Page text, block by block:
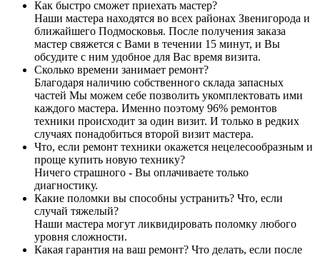
Как быстро сможет приехать мастер?
Наши мастера находятся во всех районах Звенигорода и
ближайшего Подмосковья. После получения заказа
мастер свяжется с Вами в течении 15 минут, и Вы
обсудите с ним удобное для Вас время визита.
Сколько времени занимает ремонт?
Благодаря наличию собственного склада запасных
частей Мы можем себе позволить укомплектовать ими
каждого мастера. Именно поэтому 96% ремонтов
техники происходит за один визит. И только в редких
случаях понадобиться второй визит мастера.
Что, если ремонт техники окажется нецелесообразным и
проще купить новую технику?
Ничего страшного - Вы оплачиваете только
диагностику.
Какие поломки вы способны устранить? Что, если
случай тяжелый?
Наши мастера могут ликвидировать поломку любого
уровня сложности.
Какая гарантия на ваш ремонт? Что делать, если после